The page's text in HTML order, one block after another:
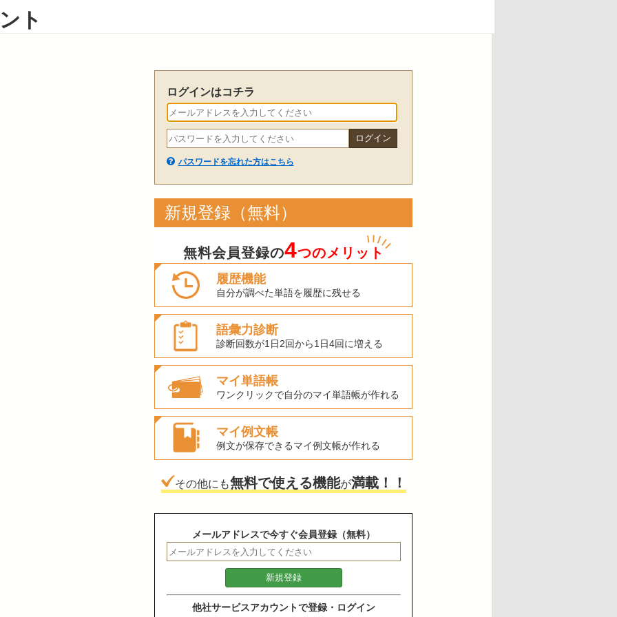
ト
ログインはコチラ
パスワードを忘れた方はこちら
新規登録（無料）
無料会員登録の4つのメリット
履歴機能
自分が調べた単語を履歴に残せる
語彙力診断
診断回数が1日2回から1日4回に増える
マイ単語帳
ワンクリックで自分のマイ単語帳が作れる
マイ例文帳
例文が保存できるマイ例文帳が作れる
その他にも無料で使える機能が満載！！
メールアドレスで今すぐ会員登録（無料）
他社サービスアカウントで登録・ログイン